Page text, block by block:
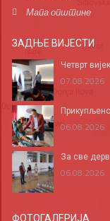
Мапа општине
ЗАДЊЕ ВИЈЕСТИ
Четврт
07.08.2026
06.08.2026
За све
06.08.2026
ФОТОГАЛЕРИЈА